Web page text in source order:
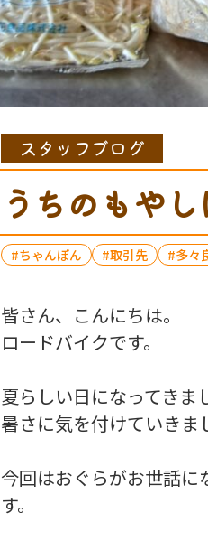
スタッフブログ
うちのもやし
ちゃんぽん 取引先 多々
皆さん、こんにちは。
ロードバイクです。
夏らしい日になってきま
暑さに気を付けていきま
今回はおぐらがお世話
す。